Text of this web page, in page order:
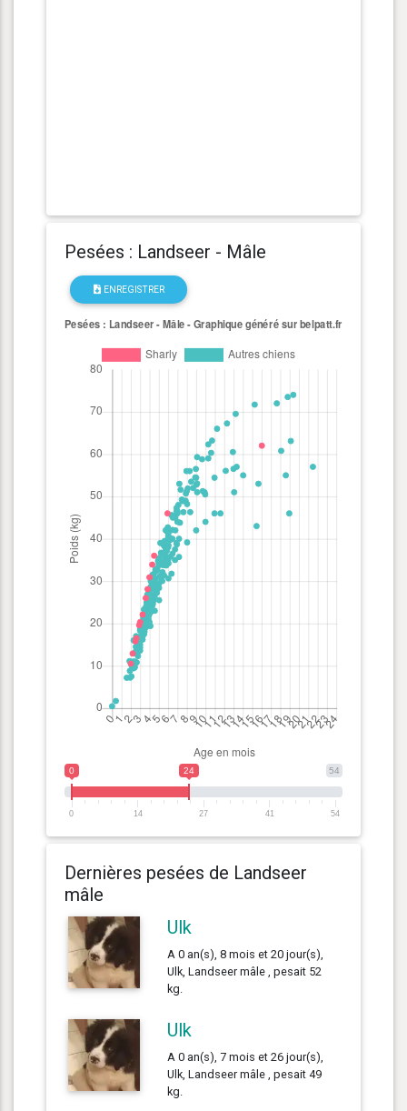
Pesées : Landseer - Mâle
ENREGISTRER
54
0 24
0 14 27 41 54
Dernières pesées de Landseer
mâle
Ulk
A 0 an(s), 8 mois et 20 jour(s),
Ulk, Landseer mâle , pesait 52
kg.
Ulk
A 0 an(s), 7 mois et 26 jour(s),
Ulk, Landseer mâle , pesait 49
kg.